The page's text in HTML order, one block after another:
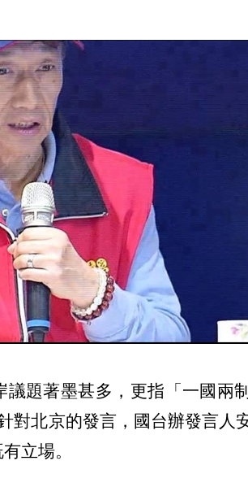
題著墨甚多，更指「一國兩
對北京的發言，國台辦發言人
立場。